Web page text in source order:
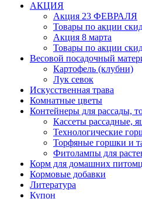
АКЦИЯ
Акция 23 ФЕВРАЛЯ
Товары по акции
Акция 8 марта
Товары по акции
Весовой посадочный
Картофель (клубни)
Лук севок
Искусственная трава
Комнатные цветы
Контейнеры для рассады,
Кассеты рассадные,
Технологические
Торфяные горшки и
Фитолампы для
Корм для домашних
Кормовые добавки
Литература
Купон